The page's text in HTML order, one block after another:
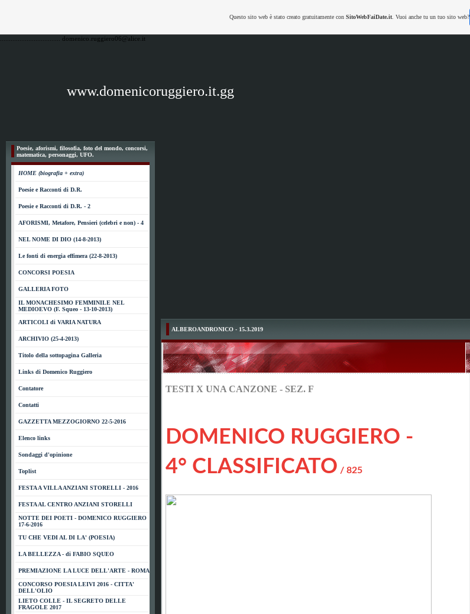
domenico.ruggiero06@alice.it
www.domenicoruggiero.it.gg
Poesie, aforismi, filosofia, foto del mondo, concorsi,
matematica, personaggi, UFO.
HOME (biografia + extra)
Poesie e Racconti di D.R.
Poesie e Racconti di D.R. - 2
AFORISMI, Metafore, Pensieri (celebri e non) - 4
NEL NOME DI DIO (14-8-2013)
Le fonti di energia effimera (22-8-2013)
CONCORSI POESIA
GALLERIA FOTO
IL MONACHESIMO FEMMINILE NEL
MEDIOEVO (F. Squeo - 13-10-2013)
ARTICOLI di VARIA NATURA
ARCHIVIO (25-4-2013)
Titolo della sottopagina Galleria
Links di Domenico Ruggiero
Contatore
Contatti
GAZZETTA MEZZOGIORNO 22-5-2016
Elenco links
Sondaggi d'opinione
Toplist
FESTA A VILLA ANZIANI STORELLI - 2016
FESTA AL CENTRO ANZIANI STORELLI
NOTTE DEI POETI - DOMENICO RUGGIERO
17-6-2016
TU CHE VEDI AL DI LA' (POESIA)
LA BELLEZZA - di FABIO SQUEO
PREMIAZIONE LA LUCE DELL'ARTE - ROMA
CONCORSO POESIA LEIVI 2016 - CITTA'
DELL'OLIO
LIETO COLLE - IL SEGRETO DELLE
FRAGOLE 2017
ALBEROANDRONICO - 15.3.2019
TESTI X UNA CANZONE - SEZ. F
DOMENICO RUGGIERO -
4° CLASSIFICATO / 825
Questo sito web è stato creato gratuitamente conSitoWebFaiDate.it . Vuoi anche tu un tuo sito web?